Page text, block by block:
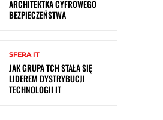
ARCHITEKTKA CYFROWEGO
BEZPIECZEŃSTWA
SFERA IT
JAK GRUPA TCH STAŁA SIĘ
LIDEREM DYSTRYBUCJI
TECHNOLOGII IT